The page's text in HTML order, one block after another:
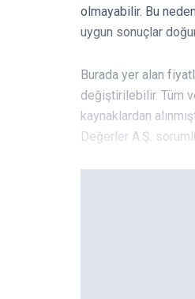
olmayabilir. Bu
uygun sonuçlar
Burada yer alan
değiştirilebilir. Tüm
kaynaklardan
Değerler A.Ş.